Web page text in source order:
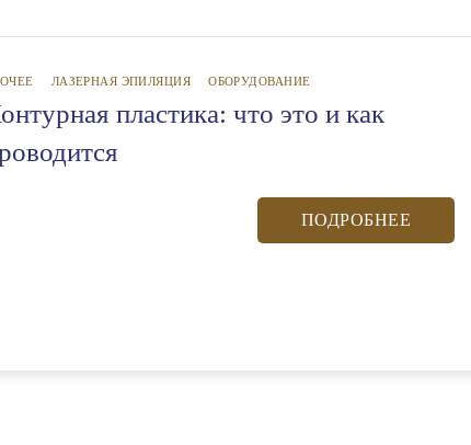
ЛАЗЕРНАЯ ЭПИЛЯЦИЯ ОБОРУДОВАНИЕ
пластика: что это и как
ПОДРОБНЕЕ